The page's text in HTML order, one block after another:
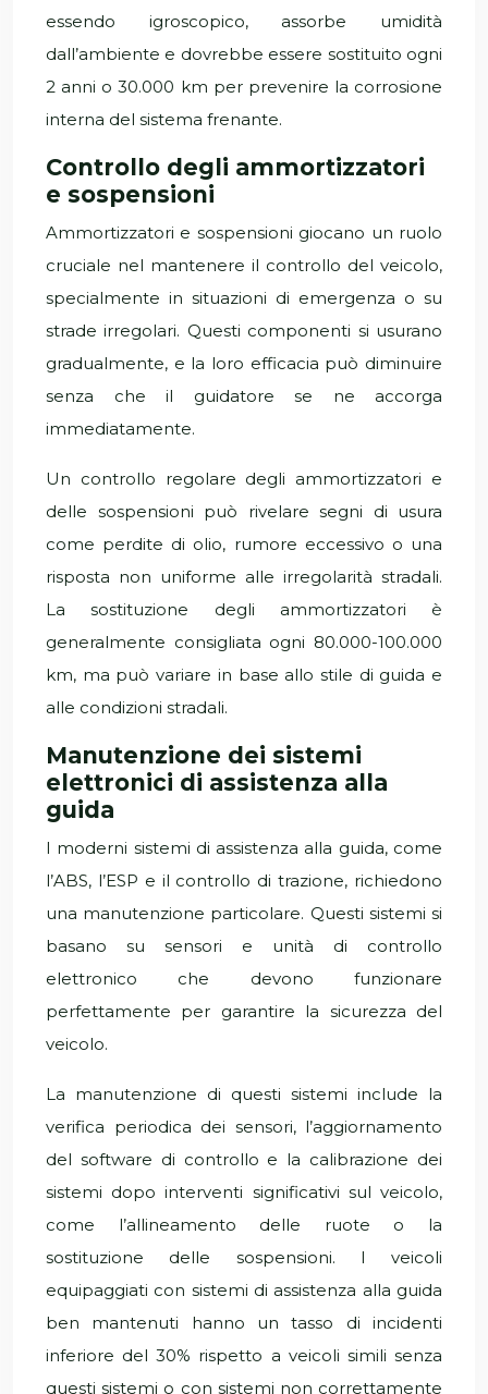
essendo igroscopico, assorbe umidità
dall’ambiente e dovrebbe essere sostituito ogni
2 anni o 30.000 km per prevenire la corrosione
interna del sistema frenante.
Controllo degli ammortizzatori
e sospensioni
Ammortizzatori e sospensioni giocano un ruolo
cruciale nel mantenere il controllo del veicolo,
specialmente in situazioni di emergenza o su
strade irregolari. Questi componenti si usurano
gradualmente, e la loro efficacia può diminuire
senza che il guidatore se ne accorga
immediatamente.
Un controllo regolare degli ammortizzatori e
delle sospensioni può rivelare segni di usura
come perdite di olio, rumore eccessivo o una
risposta non uniforme alle irregolarità stradali.
La sostituzione degli ammortizzatori è
generalmente consigliata ogni 80.000-100.000
km, ma può variare in base allo stile di guida e
alle condizioni stradali.
Manutenzione dei sistemi
elettronici di assistenza alla
guida
I moderni sistemi di assistenza alla guida, come
l’ABS, l’ESP e il controllo di trazione, richiedono
una manutenzione particolare. Questi sistemi si
basano su sensori e unità di controllo
elettronico che devono funzionare
perfettamente per garantire la sicurezza del
veicolo.
La manutenzione di questi sistemi include la
verifica periodica dei sensori, l’aggiornamento
del software di controllo e la calibrazione dei
sistemi dopo interventi significativi sul veicolo,
come l’allineamento delle ruote o la
sostituzione delle sospensioni. I veicoli
equipaggiati con sistemi di assistenza alla guida
ben mantenuti hanno un tasso di incidenti
inferiore del 30% rispetto a veicoli simili senza
questi sistemi o con sistemi non correttamente